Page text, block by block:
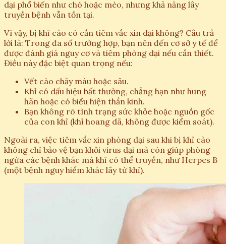
dại phổ biến như chó hoặc mèo, nhưng khả năng lây
truyền bệnh vẫn tồn tại.
Vì vậy, bị khỉ cào có cần tiêm vắc xin dại không? Câu trả
lời là: Trong đa số trường hợp, bạn nên đến cơ sở y tế để
được đánh giá nguy cơ và tiêm phòng dại nếu cần thiết.
Điều này đặc biệt quan trọng nếu:
Vết cào chảy máu hoặc sâu.
Khỉ có dấu hiệu bất thường, chẳng hạn như hung
hãn hoặc có biểu hiện thần kinh.
Bạn không rõ tình trạng sức khỏe hoặc nguồn gốc
của con khỉ (khỉ hoang dã, không được kiểm soát).
Ngoài ra, việc tiêm vắc xin phòng dại sau khi bị khỉ cào
không chỉ bảo vệ bạn khỏi virus dại mà còn giúp phòng
ngừa các bệnh khác mà khỉ có thể truyền, như Herpes B
(một bệnh nguy hiểm khác lây từ khỉ).